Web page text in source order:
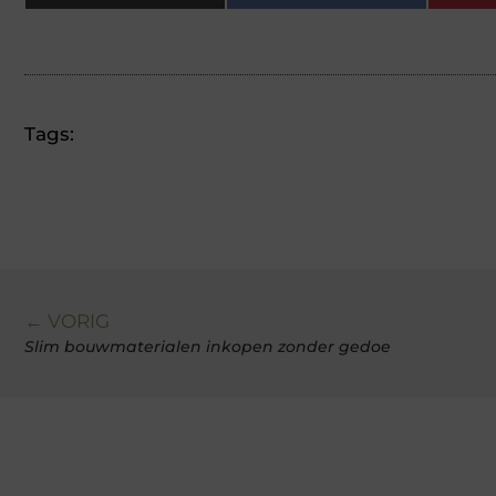
Tags:
← VORIG
Slim bouwmaterialen inkopen zonder gedoe